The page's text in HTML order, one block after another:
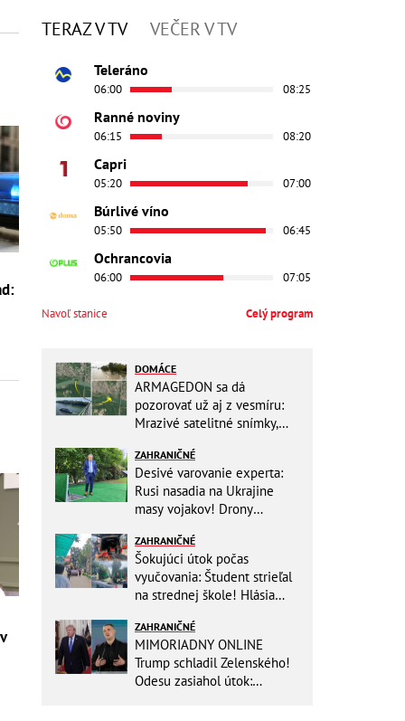
TERAZ V TV VEČER V TV
Teleráno
06:00 08:25
Ranné noviny
06:15 08:20
Capri
05:20 07:00
Búrlivé víno
05:50 06:45
Ochrancovia
06:00 07:05
Navoľ stanice Celý program
DOMÁCE
ARMAGEDON sa dá
pozorovať už aj z vesmíru:
Mrazivé satelitné snímky,
vode ani stopy!
ZAHRANIČNÉ
Desivé varovanie experta:
Rusi nasadia na Ukrajine
masy vojakov! Drony
ZAHRANIČNÉ
Šokujúci útok počas
vyučovania: Študent strieľal
na strednej škole! Hlásia
zranených
ZAHRANIČNÉ
MIMORIADNY ONLINE
Trump schladil Zelenského!
Odesu zasiahol útok: